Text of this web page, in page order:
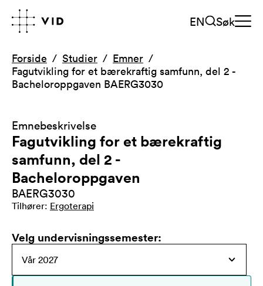
EN Søk
Forside Studier
Emner
Fagutvikling for et bærekraftig samfunn, del 2 -
Bacheloroppgaven BAERG3030
Emnebeskrivelse
Fagutvikling for et bærekraftig
samfunn, del 2 -
Bacheloroppgaven
BAERG3030
Tilhører: Ergoterapi
Velg undervisningssemester: